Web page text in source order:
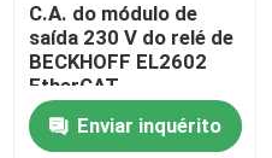
C.A. do módulo de
saída 230 V do relé de
BECKHOFF EL2602
EtherCAT
Enviar inquérito